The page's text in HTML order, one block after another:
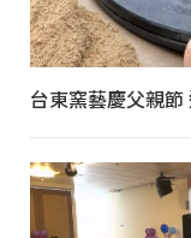
台東窯藝慶父親